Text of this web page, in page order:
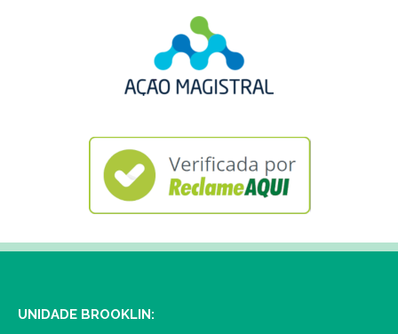
UNIDADE BROOKLIN: